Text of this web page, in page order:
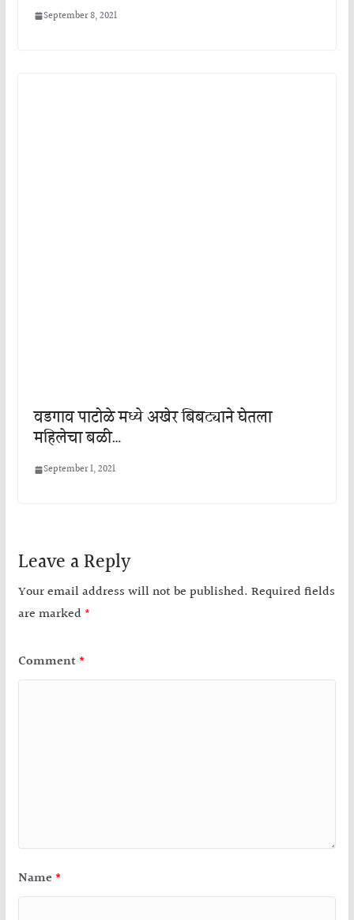
September 8, 2021
वडगाव पाटोळे मध्ये अखेर बिबट्याने घेतला
महिलेचा बळी…
September 1, 2021
Leave a Reply
Your email address will not be published. Required fields
are marked *
Comment *
Name *